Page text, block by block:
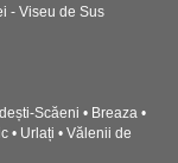
- Viseu de Sus
Scăeni • Breaza •
• Urlați • Vălenii de